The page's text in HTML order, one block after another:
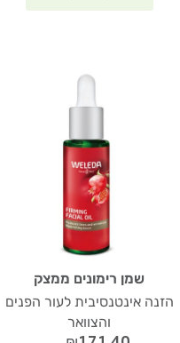
שמן רימונים ממצק
הזנה אינטנסיבית לעור הפנים
והצוואר